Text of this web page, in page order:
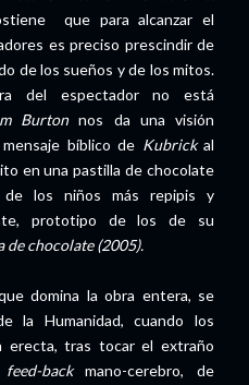
que para alcanzar el
es preciso prescindir de
de los sueños y de los mitos.
del espectador no está
Burtonnos da una visión
bíblico de Kubrickal
en una pastilla de chocolate
los niños más repipis y
prototipo de los de su
de chocolate (2005).
domina la obra entera, se
la Humanidad, cuando los
erecta, tras tocar el extraño
feed-backmano-cerebro, de